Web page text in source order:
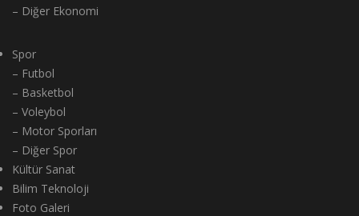
– Diğer Ekonomi
Spor
– Futbol
– Basketbol
– Voleybol
– Motor Sporları
– Diğer Spor
Kültür Sanat
Bilim Teknoloji
Foto Galeri